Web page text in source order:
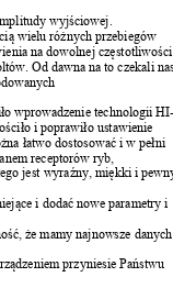
wyjściowej.
wielu różnych przebiegów
na dowolnej częstotliwości
Od dawna na to czekali
wprowadzenie technologii
i poprawiło ustawienie
łatwo dostosować i w pełni
receptorów ryb,
jest wyraźny, miękki i
i dodać nowe parametry i
że mamy najnowsze
przyniesie Państwu